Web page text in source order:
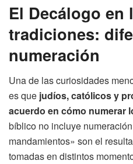
El Decálogo en
tradiciones:
numeración
Una de las curiosidades
es que judíos, católicos y
acuerdo en cómo numerar
bíblico no incluye
mandamientos» son el
tomadas en distintos